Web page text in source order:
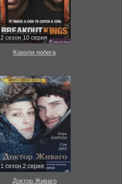
2 сезон 10 серия
Короли побега
1 сезон 2 серия
Доктор Живаго